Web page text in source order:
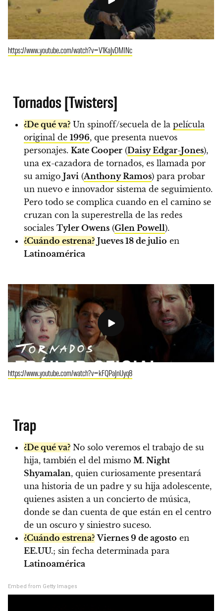
https://www.youtube.com/watch?v=V1KaJvDMlNc
Tornados [Twisters]
¿De qué va? Un spinoff/secuela de la película
original de 1996, que presenta nuevos
personajes. Kate Cooper (Daisy Edgar-Jones),
una ex-cazadora de tornados, es llamada por
su amigo Javi (Anthony Ramos) para probar
un nuevo e innovador sistema de seguimiento.
Pero todo se complica cuando en el camino se
cruzan con la superestrella de las redes
sociales Tyler Owens (Glen Powell).
¿Cuándo estrena? Jueves 18 de julio en
Latinoamérica
https://www.youtube.com/watch?v=kFQPaJnUyq8
Trap
¿De qué va? No solo veremos el trabajo de su
hija, también el del mismo M. Night
Shyamalan, quien curiosamente presentará
una historia de un padre y su hija adolescente,
quienes asisten a un concierto de música,
donde se dan cuenta de que están en el centro
de un oscuro y siniestro suceso.
¿Cuándo estrena? Viernes 9 de agosto en
EE.UU.; sin fecha determinada para
Latinoamérica
Embed from Getty Images